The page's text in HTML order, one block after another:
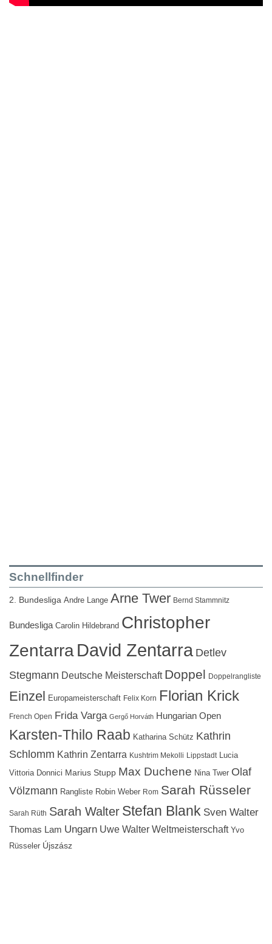
Schnellfinder
2. Bundesliga Andre Lange Arne Twer Bernd Stammnitz
Bundesliga Carolin Hildebrand Christopher
ZentarraDavid Zentarra Detlev
Stegmann Deutsche Meisterschaft Doppel Doppelrangliste
Einzel Europameisterschaft Felix Korn Florian Krick
French Open Frida Varga Gergő Horváth Hungarian Open
Karsten-Thilo Raab Katharina Schütz Kathrin
Schlomm Kathrin Zentarra Kushtrim Mekolli Lippstadt Lucia
Vittoria Donnici Marius Stupp Max Duchene Nina Twer Olaf
Völzmann Rangliste Robin Weber Rom Sarah Rüsseler
Sarah Rüth Sarah Walter Stefan Blank Sven Walter
Thomas Lam Ungarn Uwe Walter Weltmeisterschaft Yvo
Rüsseler Újszász